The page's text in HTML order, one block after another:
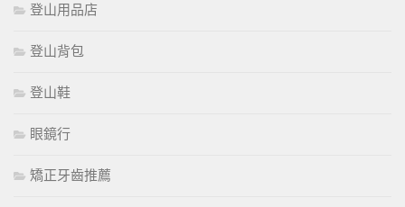
登山用品店
登山背包
登山鞋
眼鏡行
矯正牙齒推薦